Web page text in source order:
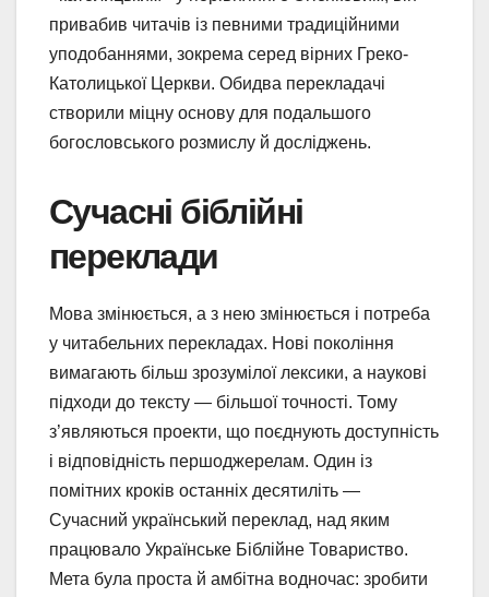
привабив читачів із певними традиційними
уподобаннями, зокрема серед вірних Греко-
Католицької Церкви. Обидва перекладачі
створили міцну основу для подальшого
богословського розмислу й досліджень.
Сучасні біблійні
переклади
Мова змінюється, а з нею змінюється і потреба
у читабельних перекладах. Нові покоління
вимагають більш зрозумілої лексики, а наукові
підходи до тексту — більшої точності. Тому
з’являються проекти, що поєднують доступність
і відповідність першоджерелам. Один із
помітних кроків останніх десятиліть —
Сучасний український переклад, над яким
працювало Українське Біблійне Товариство.
Мета була проста й амбітна водночас: зробити